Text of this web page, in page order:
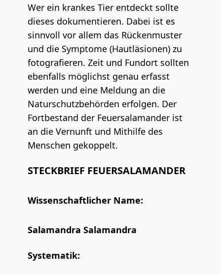
Wer ein krankes Tier entdeckt sollte
dieses dokumentieren. Dabei ist es
sinnvoll vor allem das Rückenmuster
und die Symptome (Hautläsionen) zu
fotografieren. Zeit und Fundort sollten
ebenfalls möglichst genau erfasst
werden und eine Meldung an die
Naturschutzbehörden erfolgen. Der
Fortbestand der Feuersalamander ist
an die Vernunft und Mithilfe des
Menschen gekoppelt.
STECKBRIEF FEUERSALAMANDER
Wissenschaftlicher Name:
Salamandra Salamandra
Systematik: